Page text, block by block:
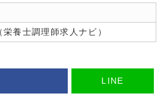
養士調理師求人ナビ）
LINE